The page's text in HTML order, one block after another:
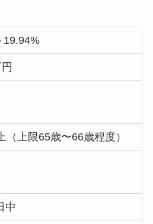
19.94%
（上限65歳〜66歳程度）
中